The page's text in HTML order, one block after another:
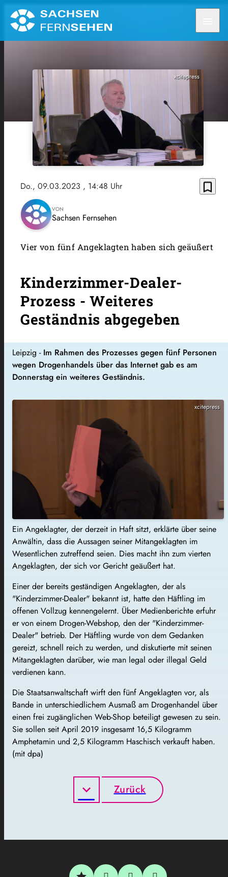
xcitepress
Do., 09.03.2023 , 14:48 Uhr bookmark_border
VON
Sachsen Fernsehen
Vier von fünf Angeklagten haben sich geäußert
Kinderzimmer-Dealer-
Prozess - Weiteres
Geständnis abgegeben
Leipzig - Im Rahmen des Prozesses gegen fünf Personen
wegen Drogenhandels über das Internet gab es am
Donnerstag ein weiteres Geständnis.
xcitepress
Ein Angeklagter, der derzeit in Haft sitzt, erklärte über seine
Anwältin, dass die Aussagen seiner Mitangeklagten im
Wesentlichen zutreffend seien. Dies macht ihn zum vierten
Angeklagten, der sich vor Gericht geäußert hat.
Einer der bereits geständigen Angeklagten, der als
"Kinderzimmer-Dealer" bekannt ist, hatte den Häftling im
offenen Vollzug kennengelernt. Über Medienberichte erfuhr
er von einem Drogen-Webshop, den der "Kinderzimmer-
Dealer" betrieb. Der Häftling wurde von dem Gedanken
gereizt, schnell reich zu werden, und diskutierte mit seinen
Mitangeklagten darüber, wie man legal oder illegal Geld
verdienen kann.
Die Staatsanwaltschaft wirft den fünf Angeklagten vor, als
Bande in unterschiedlichem Ausmaß am Drogenhandel über
einen frei zugänglichen Web-Shop beteiligt gewesen zu sein.
Sie sollen seit April 2019 insgesamt 16,5 Kilogramm
Amphetamin und 2,5 Kilogramm Haschisch verkauft haben.
(mit dpa)
Zurück